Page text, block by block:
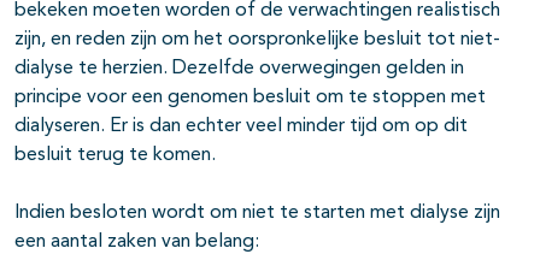
bekeken moeten worden of de verwachtingen realistisch
zijn, en reden zijn om het oorspronkelijke besluit tot niet-
dialyse te herzien. Dezelfde overwegingen gelden in
principe voor een genomen besluit om te stoppen met
dialyseren. Er is dan echter veel minder tijd om op dit
besluit terug te komen.
Indien besloten wordt om niet te starten met dialyse zijn
een aantal zaken van belang: